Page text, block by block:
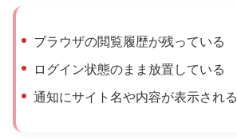
ブラウザの閲覧履歴が残っている
ログイン状態のまま放置している
通知にサイト名や内容が表示される